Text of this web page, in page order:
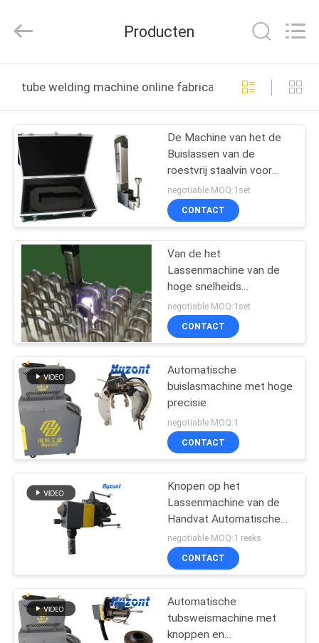
PRODUCTEN
VIDEO'S
ONGEVEER
ONS
FABRIEKSREIS
KWALITEITSCONTROLE
VERZOEK
OM EEN
CITAAT
SITEMAP
PRIVACYBELEID
Co.,Ltd..
Producten
tube welding machine online fabricage
De Machine van het de
Buislassen van de
roestvrij staalvin voor
Condensator en
Ijskastlassen
negotiable MOQ:1set
CONTACT
Van de het
Lassenmachine van de
hoge snelheids
Automatische Buis
Goede het Contact
Smalle Ruimtepijp
negotiable MOQ:1set
CONTACT
Automatische
buislasmachine met hoge
precisie
negotiable MOQ:1
CONTACT
Knopen op het
Lassenmachine van de
Handvat Automatische
Buis met het
LassenKrachtbron van
GTAW gelijkstroom
negotiable MOQ:1 reeks
CONTACT
Automatische
tubsweismachine met
knoppen en